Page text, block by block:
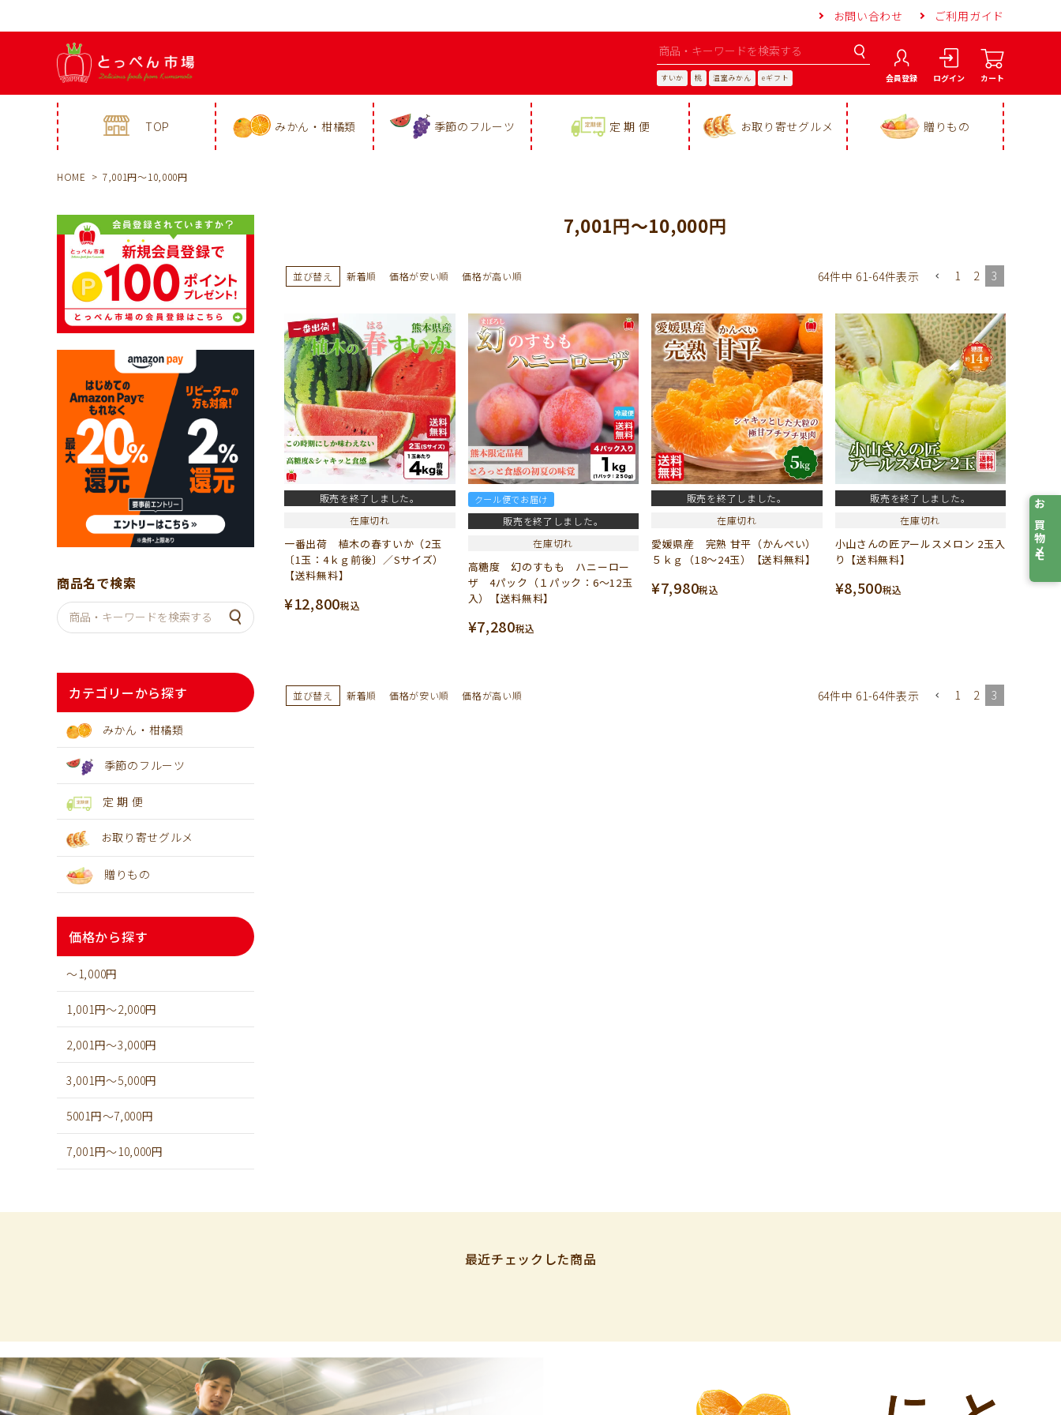
お問い合わせ ご利用ガイド
すいか 桃 温室みかん eギフト 会員登録 ログイン カート
TOP みかん・柑橘類 季節のフルーツ 定 期 便 お取り寄せグルメ 贈りもの
HOME 7,001円～10,000円
商品名で検索
カテゴリーから探す
みかん・柑橘類
季節のフルーツ
定 期 便
お取り寄せグルメ
贈りもの
価格から探す
～1,000円
1,001円～2,000円
2,001円～3,000円
3,001円～5,000円
5001円～7,000円
7,001円～10,000円
7,001円～10,000円
並び替え 新着順 価格が安い順 価格が高い順 64件中 61-64件表示 1 2 3
販売を終了しました。
在庫切れ
一番出荷 植木の春すいか（2玉
〔1玉：4ｋｇ前後〕／Sサイズ）
【送料無料】
¥12,800税込
クール便でお届け
販売を終了しました。
在庫切れ
高糖度 幻のすもも ハニーロー
ザ 4パック（１パック：6～12玉
入）【送料無料】
¥7,280税込
販売を終了しました。
在庫切れ
愛媛県産 完熟 甘平（かんぺい）
５ｋｇ（18～24玉）【送料無料】
¥7,980税込
販売を終了しました。
在庫切れ
小山さんの匠アールスメロン 2玉入
り【送料無料】
¥8,500税込
並び替え 新着順 価格が安い順 価格が高い順 64件中 61-64件表示 1 2 3
最近チェックした商品
お買物メモ